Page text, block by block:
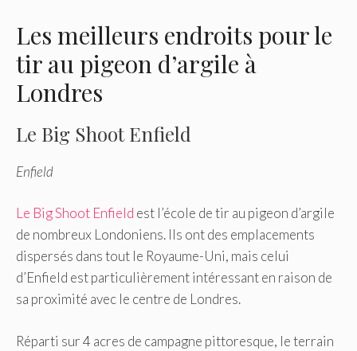
Les meilleurs endroits pour le
tir au pigeon d’argile à
Londres
Le Big Shoot Enfield
Enfield
Le Big Shoot Enfield est l’école de tir au pigeon d’argile
de nombreux Londoniens. Ils ont des emplacements
dispersés dans tout le Royaume-Uni, mais celui
d’Enfield est particulièrement intéressant en raison de
sa proximité avec le centre de Londres.
Réparti sur 4 acres de campagne pittoresque, le terrain